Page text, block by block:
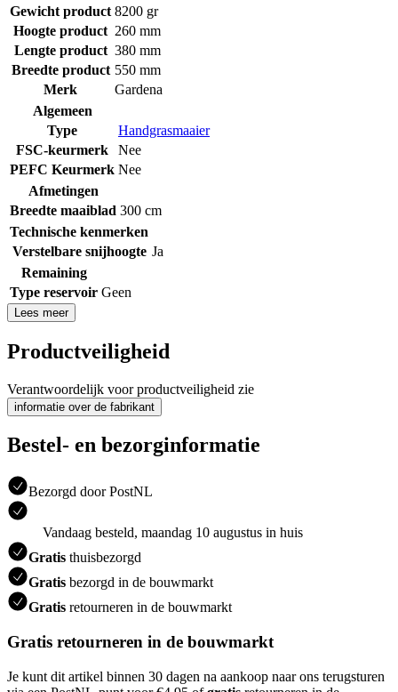
Gewicht product 8200 gr
Hoogte product 260 mm
Lengte product 380 mm
Breedte product 550 mm
Merk
Gardena
Algemeen
Type
Handgrasmaaier
FSC-keurmerk
Nee
PEFC Keurmerk Nee
Afmetingen
Breedte maaiblad 300 cm
Technische kenmerken
Verstelbare snijhoogte Ja
Remaining
Type reservoir Geen
Lees meer
Productveiligheid
Verantwoordelijk voor productveiligheid zie
informatie over de fabrikant
Bestel- en bezorginformatie
Bezorgd door PostNL
Vandaag besteld, maandag 10 augustus in huis
Gratis thuisbezorgd
Gratis bezorgd in de bouwmarkt
Gratis retourneren in de bouwmarkt
Gratis retourneren in de bouwmarkt
Je kunt dit artikel binnen 30 dagen na aankoop naar ons terugsturen